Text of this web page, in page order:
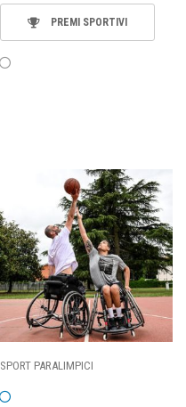
PREMI SPORTIVI
SPORT PARALIMPICI